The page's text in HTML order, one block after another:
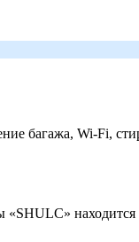
багажа, Wi-Fi,